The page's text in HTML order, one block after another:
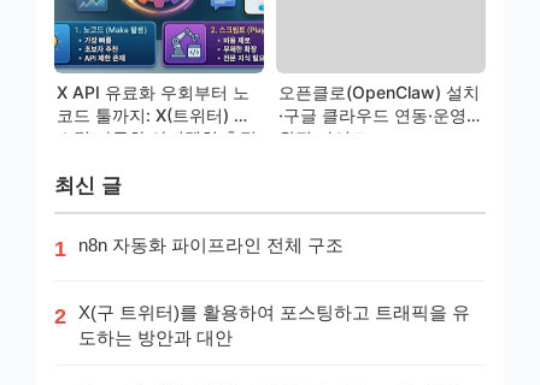
X API 유료화 우회부터 노
코드 툴까지: X(트위터) 포
스팅 자동화 아키텍처 총정
오픈클로(OpenClaw) 설치
·구글 클라우드 연동·운영
완전 가이드
최신 글
1 n8n 자동화 파이프라인 전체 구조
2
X(구 트위터)를 활용하여 포스팅하고 트래픽을 유
도하는 방안과 대안